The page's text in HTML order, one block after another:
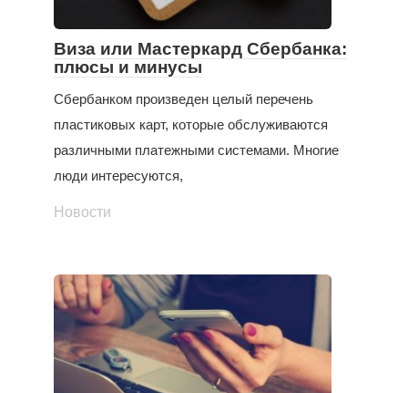
Виза или Мастеркард Сбербанка:
плюсы и минусы
Сбербанком произведен целый перечень
пластиковых карт, которые обслуживаются
различными платежными системами. Многие
люди интересуются,
Новости